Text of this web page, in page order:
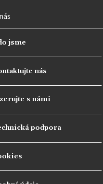
jsme
nás
s námi
podpora